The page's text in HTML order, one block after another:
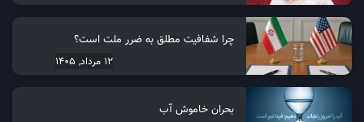
چرا شفافیت مطلق به ضرر ملت است؟
12 مرداد, 1405
بحران خاموش آب